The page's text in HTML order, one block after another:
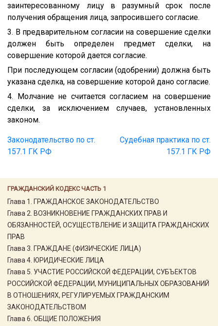
ГРАЖДАНСКИЙ КОДЕКС ЧАСТЬ 1
Глава 1. ГРАЖДАНСКОЕ ЗАКОНОДАТЕЛЬСТВО
Глава 2. ВОЗНИКНОВЕНИЕ ГРАЖДАНСКИХ ПРАВ И
ОБЯЗАННОСТЕЙ, ОСУЩЕСТВЛЕНИЕ И ЗАЩИТА ГРАЖДАНСКИХ
ПРАВ
Глава 3. ГРАЖДАНЕ (ФИЗИЧЕСКИЕ ЛИЦА)
Глава 4. ЮРИДИЧЕСКИЕ ЛИЦА
Глава 5. УЧАСТИЕ РОССИЙСКОЙ ФЕДЕРАЦИИ, СУБЪЕКТОВ
РОССИЙСКОЙ ФЕДЕРАЦИИ, МУНИЦИПАЛЬНЫХ ОБРАЗОВАНИЙ
В ОТНОШЕНИЯХ, РЕГУЛИРУЕМЫХ ГРАЖДАНСКИМ
ЗАКОНОДАТЕЛЬСТВОМ
Глава 6. ОБЩИЕ ПОЛОЖЕНИЯ
заинтересованному лицу в разумный срок после
получения обращения лица, запросившего согласие.
3. В предварительном согласии на совершение сделки
должен быть определен предмет сделки, на
совершение которой дается согласие.
При последующем согласии (одобрении) должна быть
указана сделка, на совершение которой дано согласие.
4. Молчание не считается согласием на совершение
сделки, за исключением случаев, установленных
законом.
Законодательство по ст.
157.1 ГК РФ
Судебная практика по ст.
157.1 ГК РФ